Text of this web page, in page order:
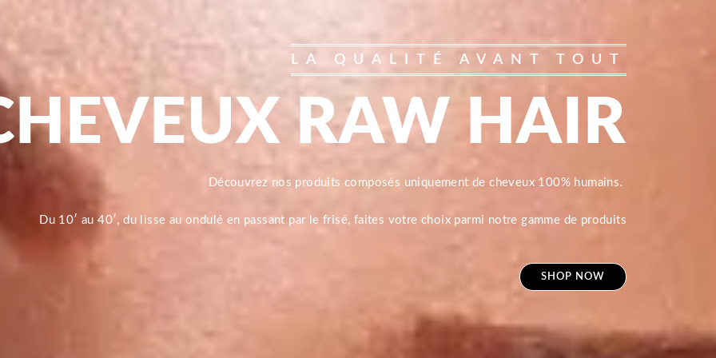
LA QUALITÉ AVANT TOUT
RAW HAIR
Découvrez nos produits composés uniquement de cheveux 100% humains.
Du 10′ au 40′, du lisse au ondulé en passant par le frisé, faites votre choix parmi notre gamme de produits
SHOP NOW